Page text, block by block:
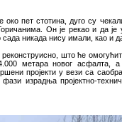
пет стотина, дуго су
Он је рекао и да је
никада нису имали, као и
што ће
метара новог асфалта, а
пројекти у вези са
израдња пројектно-